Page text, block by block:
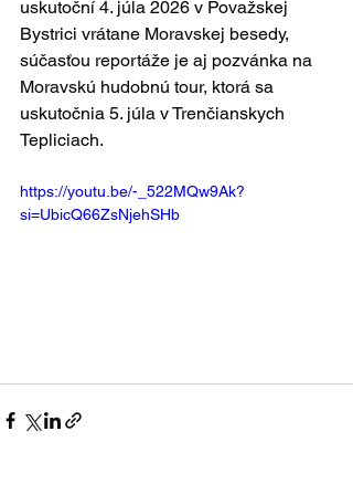
uskutoční 4. júla 2026 v Považskej
Bystrici vrátane Moravskej besedy,
súčasťou reportáže je aj pozvánka na
Moravskú hudobnú tour, ktorá sa
uskutočnia 5. júla v Trenčianskych
Tepliciach.
https://youtu.be/-_522MQw9Ak?
si=UbicQ66ZsNjehSHb